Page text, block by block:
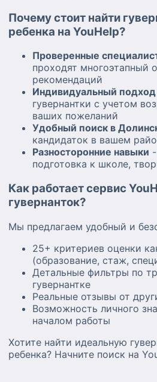
Почему стоит найти
ребенка на YouHelp?
Проверенные
проходят многоэтапный
рекомендаций
Индивидуальный подход
гувернантки с учетом
ваших пожеланий
Удобный поиск в
кандидаток в вашем
Разносторонние навыки
подготовка к школе,
Как работает сервис
гувернанток?
Мы предлагаем удобный и
25+ критериев оценки
(образование, стаж,
Детальные фильтры по
гувернантке
Реальные отзывы от
Возможность личного
началом работы
Хотите найти идеальную
ребенка? Начните поиск на